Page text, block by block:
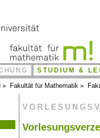
STUDIUM &
» Fakultät für Mathematik »